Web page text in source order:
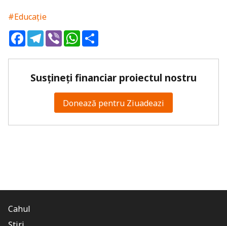
#Educație
FacebookTelegram
ViberWhatsApp
Susțineți financiar proiectul nostru
Donează pentru Ziuadeazi
Cahul